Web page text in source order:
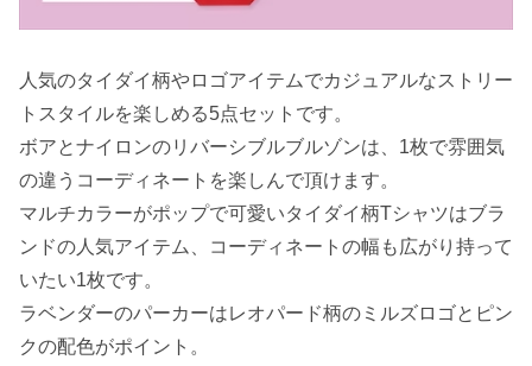
人気のタイダイ柄やロゴアイテムでカジュアルなストリー
トスタイルを楽しめる5点セットです。
ボアとナイロンのリバーシブルブルゾンは、1枚で雰囲気
の違うコーディネートを楽しんで頂けます。
マルチカラーがポップで可愛いタイダイ柄Tシャツはブラ
ンドの人気アイテム、コーディネートの幅も広がり持って
いたい1枚です。
ラベンダーのパーカーはレオパード柄のミルズロゴとピン
クの配色がポイント。